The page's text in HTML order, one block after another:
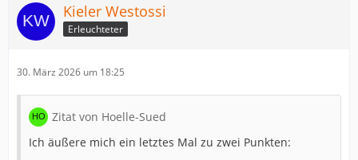
Kieler Westossi
Erleuchteter
30. März 2026 um 18:25
Zitat von Hoelle-Sued
Ich äußere mich ein letztes Mal zu zwei Punkten: